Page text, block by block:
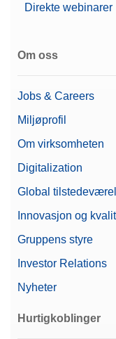
Direkte webinarer
Om oss
Jobs & Careers
Miljøprofil
Om virksomheten
Digitalization
Global
Innovasjon og
Gruppens styre
Investor Relations
Nyheter
Hurtigkoblinger